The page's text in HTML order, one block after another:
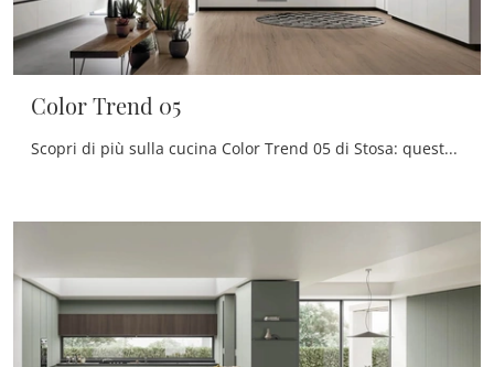
Color Trend 05
Scopri di più sulla cucina Color Trend 05 di Stosa: questa soluzione in laccato opaco sarà l'acquisto ideale per te!